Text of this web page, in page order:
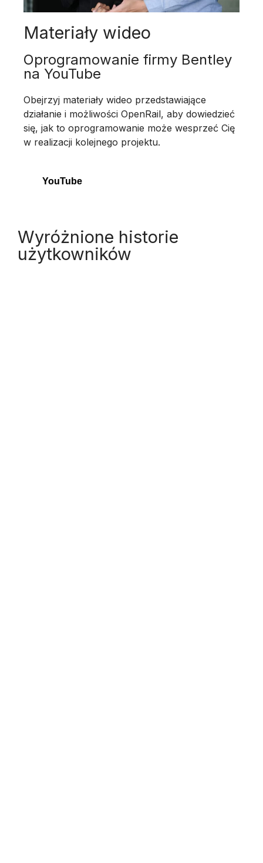
Materiały wideo
Oprogramowanie firmy Bentley
na YouTube
Obejrzyj materiały wideo przedstawiające
działanie i możliwości OpenRail, aby dowiedzieć
się, jak to oprogramowanie może wesprzeć Cię
w realizacji kolejnego projektu.
YouTube
Wyróżnione historie
użytkowników